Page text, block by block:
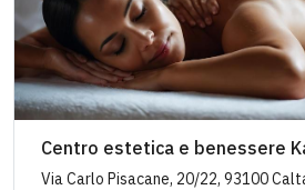
Centro estetica e benessere
Via Carlo Pisacane, 20/22, 93100